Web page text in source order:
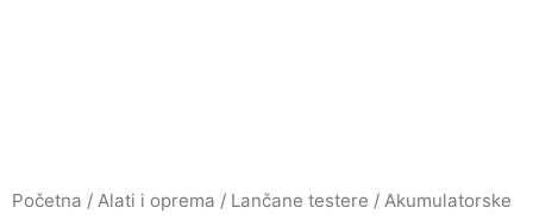
Početna / Alati i oprema / Lančane testere / Akumulatorske